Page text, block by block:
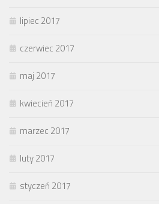
lipiec 2017
czerwiec 2017
maj 2017
kwiecień 2017
marzec 2017
luty 2017
styczeń 2017